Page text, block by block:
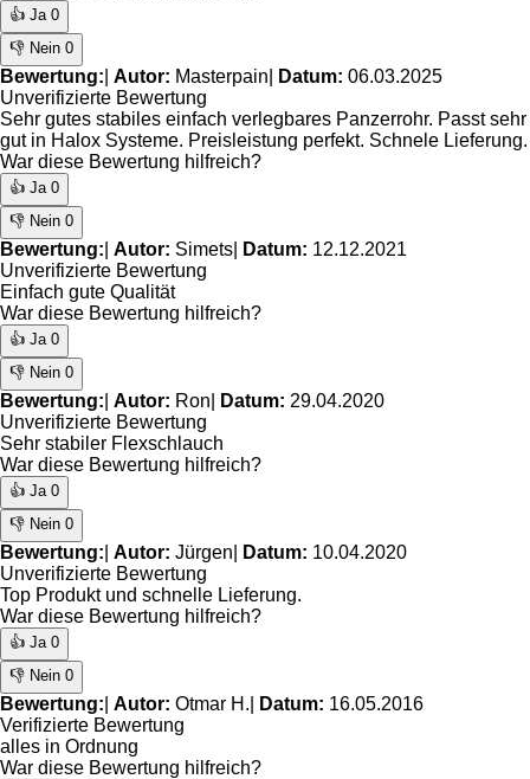
👍 Ja 0
👎 Nein 0
Bewertung: Autor: Masterpain Datum: 06.03.2025
Unverifizierte Bewertung
Sehr gutes stabiles einfach verlegbares Panzerrohr. Passt sehr
gut in Halox Systeme. Preisleistung perfekt. Schnele Lieferung.
War diese Bewertung hilfreich?
👍 Ja 0
👎 Nein 0
Bewertung: Autor: Simets Datum: 12.12.2021
Unverifizierte Bewertung
Einfach gute Qualität
War diese Bewertung hilfreich?
👍 Ja 0
👎 Nein 0
Bewertung: Autor: Ron Datum: 29.04.2020
Unverifizierte Bewertung
Sehr stabiler Flexschlauch
War diese Bewertung hilfreich?
👍 Ja 0
👎 Nein 0
Bewertung: Autor: Jürgen Datum: 10.04.2020
Unverifizierte Bewertung
Top Produkt und schnelle Lieferung.
War diese Bewertung hilfreich?
👍 Ja 0
👎 Nein 0
Bewertung: Autor: Otmar H. Datum: 16.05.2016
Verifizierte Bewertung
alles in Ordnung
War diese Bewertung hilfreich?